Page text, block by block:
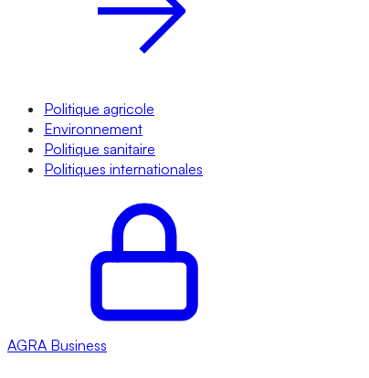
Politique agricole
Environnement
Politique sanitaire
Politiques internationales
AGRA Business